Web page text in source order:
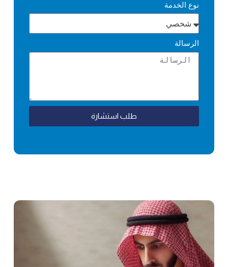
نوع الخدمة
الرسالة
طلب استشارة